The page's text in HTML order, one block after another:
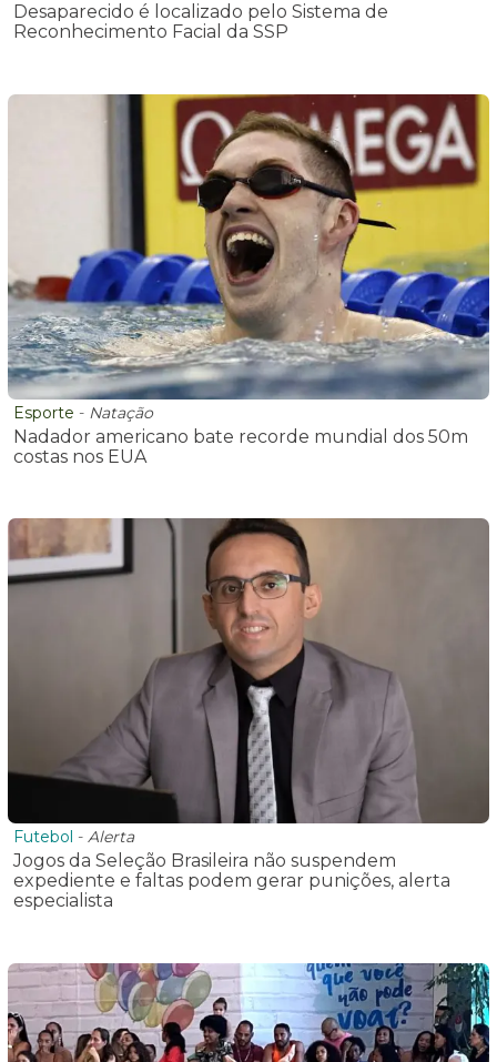
Desaparecido é localizado pelo Sistema de
Reconhecimento Facial da SSP
Esporte - Natação
Nadador americano bate recorde mundial dos 50m
costas nos EUA
Futebol - Alerta
Jogos da Seleção Brasileira não suspendem
expediente e faltas podem gerar punições, alerta
especialista